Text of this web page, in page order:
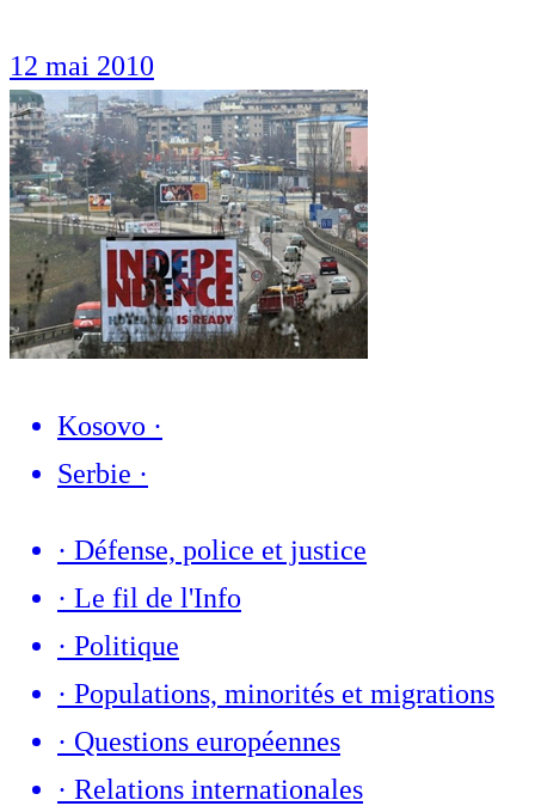
12 mai 2010
Kosovo ·
Serbie ·
· Défense, police et justice
· Le fil de l'Info
· Politique
· Populations, minorités et migrations
· Questions européennes
· Relations internationales